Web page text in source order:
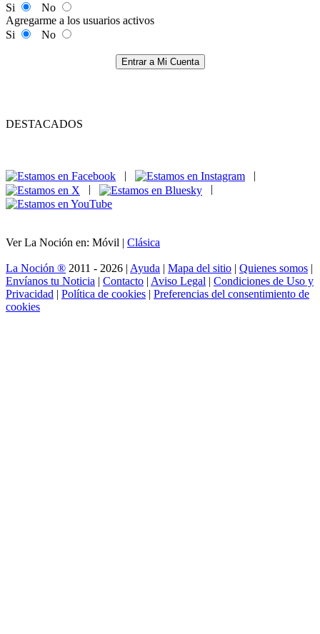
Si
No
Agregarme a los usuarios activos
Si
No
Entrar a Mi Cuenta
DESTACADOS
|
|
|
|
Ver La Noción en: Móvil | Clásica
La Noción ® 2011 - 2026 | Ayuda | Mapa del sitio | Quienes somos |
Envíanos tu Noticia | Contacto | Aviso Legal | Condiciones de Uso y
Privacidad | Política de cookies | Preferencias del consentimiento de
cookies